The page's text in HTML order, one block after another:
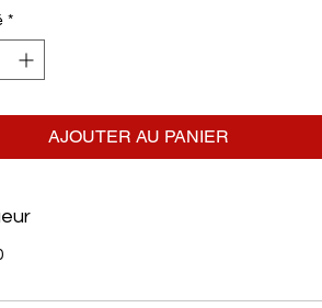
*
AJOUTER AU PANIER